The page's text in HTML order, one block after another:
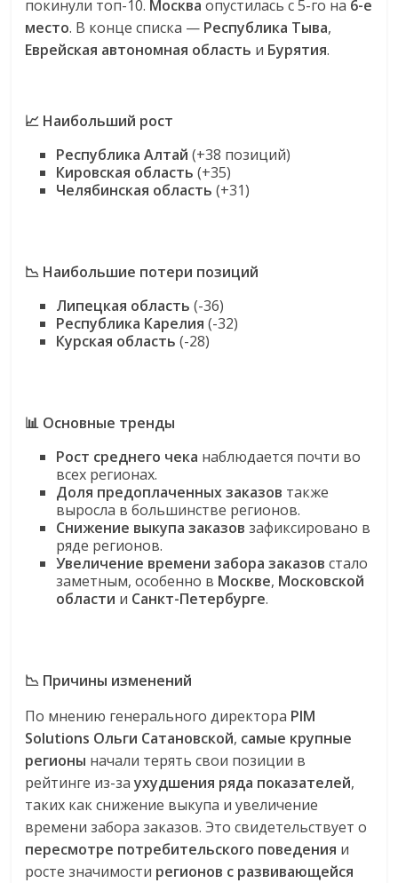
читателем.
покинули топ-10. Москва опустилась с 5-го на 6-е
место. В конце списка — Республика Тыва,
Еврейская автономная область и Бурятия.
📈 Наибольший рост
Республика Алтай (+38 позиций)
Кировская область (+35)
Челябинская область (+31)
📉 Наибольшие потери позиций
Липецкая область (-36)
Республика Карелия (-32)
Курская область (-28)
📊 Основные тренды
Рост среднего чека наблюдается почти во
всех регионах.
Доля предоплаченных заказов также
выросла в большинстве регионов.
Снижение выкупа заказов зафиксировано в
ряде регионов.
Увеличение времени забора заказов стало
заметным, особенно в Москве, Московской
области и Санкт-Петербурге.
📉 Причины изменений
По мнению генерального директора PIM
Solutions Ольги Сатановской, самые крупные
регионы начали терять свои позиции в
рейтинге из-заухудшения ряда показателей,
таких как снижение выкупа и увеличение
времени забора заказов. Это свидетельствует о
пересмотре потребительского поведения и
росте значимости регионов с развивающейся